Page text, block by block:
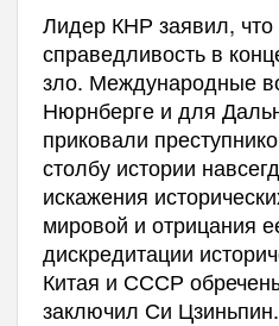
Лидер КНР заявил, что
справедливость в
зло. Международные
Нюрнберге и для
приковали
столбу истории
искажения
мировой и отрицания
дискредитации
Китая и СССР
заключил Си Цзиньпин.